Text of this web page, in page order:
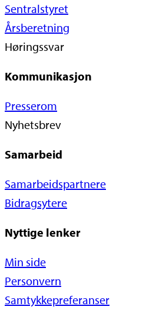
Sentralstyret
Årsberetning
Høringssvar
Kommunikasjon
Presserom
Nyhetsbrev
Samarbeid
Samarbeidspartnere
Bidragsytere
Nyttige lenker
Min side
Personvern
Samtykkepreferanser